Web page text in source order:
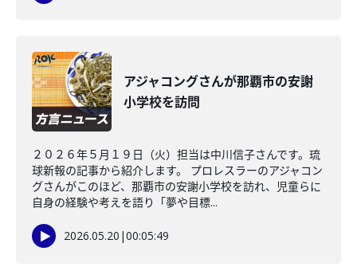
アジャコングさんが那覇市の安謝
小学校を訪問
２０２６年５月１９日（火）担当は中川信子さんです。琉
球新報の記事から紹介します。 プロレスラーのアジャコン
グさんがこのほど、那覇市の安謝小学校を訪れ、児童らに
自身の経験や考えを語り「夢や目標...
2026.05.20 |00:05:49